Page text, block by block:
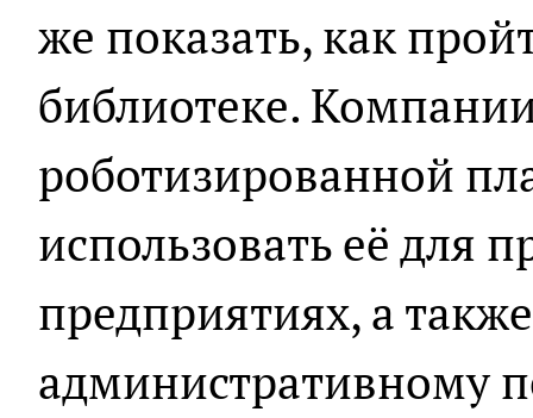
же показать, как
библиотеке.
роботизированной
использовать её для
предприятиях, а
административному